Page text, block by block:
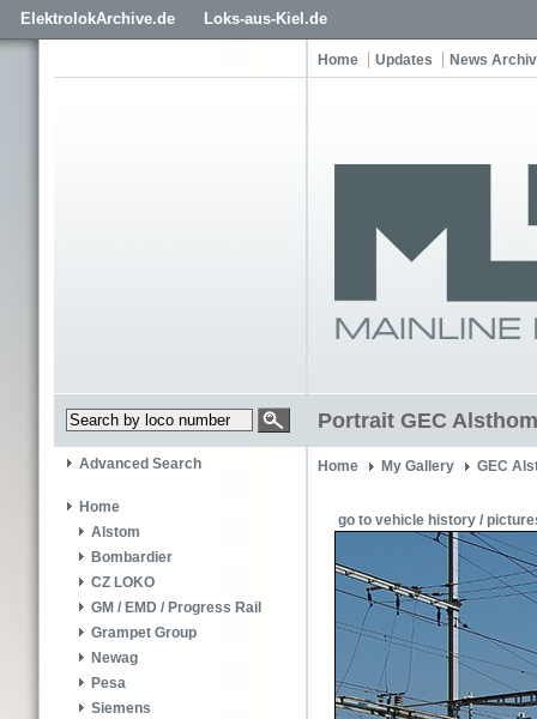
ElektrolokArchive.de Loks-aus-Kiel.de
Home Updates News
Portrait GEC
Advanced Search
Home
Alstom
Bombardier
CZ LOKO
GM / EMD / Progress Rail
Grampet Group
Newag
Pesa
Siemens
Home My Gallery GEC
go to vehicle history /